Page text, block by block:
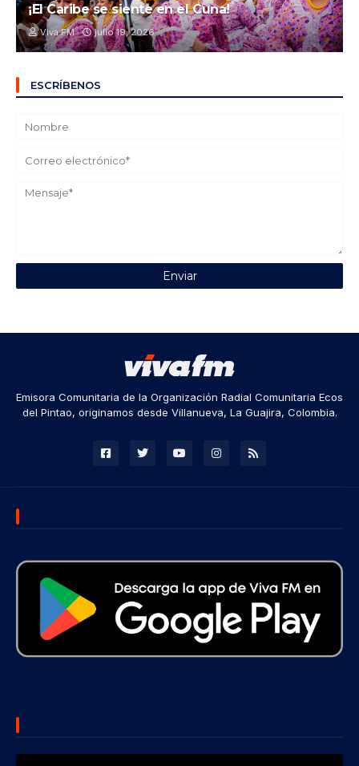
¡El Caribe se siente en el Cuna!
Viva FM julio 19, 2026
ESCRÍBENOS
Emisora Comunitaria de la Organización Radial Comunitaria Ecos
del Pintao, originamos desde Villanueva, La Guajira, Colombia.